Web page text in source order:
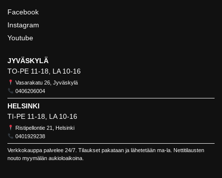
Facebook
Instagram
Youtube
JYVÄSKYLÄ
TO-PE 11-18, LA 10-16
Vasarakatu 26, Jyväskylä
0406206004
HELSINKI
TI-PE 11-18, LA 10-16
Ristipellontie 21, Helsinki
0401929238
Verkkokauppa palvelee 24/7. Tilaukset pakataan ja lähetetään ma-la. Nettitilausten
nouto myymälän aukioloaikoina.